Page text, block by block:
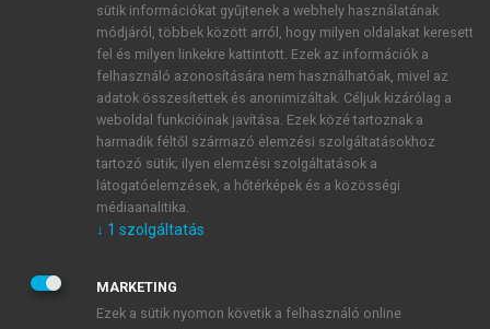
ÚJ FIÓK LÉTREHOZÁSA
1 óra díjmentes hozzáférés
E-MAIL-CÍM
JELSZÓ
sütik információkat gyűjtenek a webhely használatának
módjáról, többek között arról, hogy milyen oldalakat keresett
fel és milyen linkekre kattintott. Ezek az információk a
felhasználó azonosítására nem használhatóak, mivel az
adatok összesítettek és anonimizáltak. Céljuk kizárólag a
weboldal funkcióinak javítása. Ezek közé tartoznak a
harmadik féltől származó elemzési szolgáltatásokhoz
tartozó sütik; ilyen elemzési szolgáltatások a
látogatóelemzések, a hőtérképek és a közösségi
médiaanalitika.
↓ 1 szolgáltatás
MARKETING
Ezek a sütik nyomon követik a felhasználó online